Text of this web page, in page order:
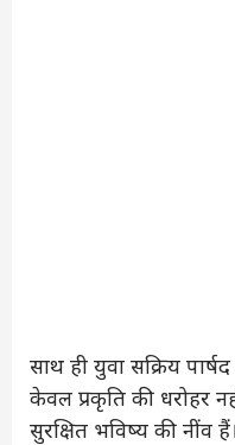
साथ ही युवा सक्रिय
केवल प्रकृति की धरोहर
सुरक्षित भविष्य की नींव